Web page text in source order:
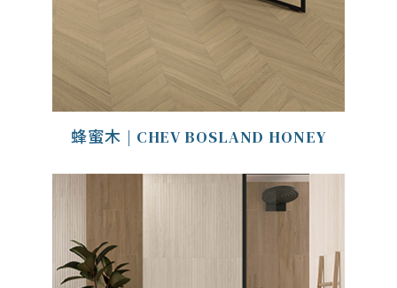
蜂蜜木 | CHEV BOSLAND HONEY